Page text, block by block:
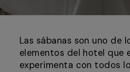
Las sábanas son uno de
elementos del hotel que
experimenta con todos